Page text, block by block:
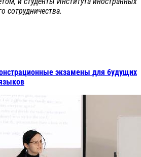
сотрудничества.
экзамены для будущих